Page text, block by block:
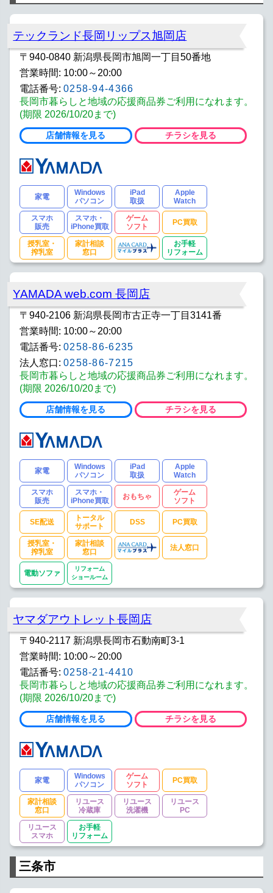
テックランド長岡リップス旭岡店
〒940-0840 新潟県長岡市旭岡一丁目50番地
営業時間: 10:00～20:00
電話番号: 0258-94-4366
長岡市暮らしと地域の応援商品券ご利用になれます。
(期限 2026/10/20まで)
店舗情報を見る チラシを見る
家電
Windows
パソコン
iPad
取扱
Apple
Watch
スマホ
販売
スマホ・
iPhone買取
ゲーム
ソフト
PC買取
授乳室・
搾乳室
家計相談
窓口
お手軽
リフォーム
YAMADA web.com 長岡店
〒940-2106 新潟県長岡市古正寺一丁目3141番
営業時間: 10:00～20:00
電話番号: 0258-86-6235
法人窓口: 0258-86-7215
長岡市暮らしと地域の応援商品券ご利用になれます。
(期限 2026/10/20まで)
店舗情報を見る チラシを見る
家電
Windows
パソコン
iPad
取扱
Apple
Watch
スマホ
販売
スマホ・
iPhone買取
おもちゃ
ゲーム
ソフト
SE配送
トータル
サポート
DSS PC買取
授乳室・
搾乳室
家計相談
窓口
法人窓口
電動ソファ
リフォーム
ショールーム
ヤマダアウトレット長岡店
〒940-2117 新潟県長岡市石動南町3-1
営業時間: 10:00～20:00
電話番号: 0258-21-4410
長岡市暮らしと地域の応援商品券ご利用になれます。
(期限 2026/10/20まで)
店舗情報を見る チラシを見る
家電
Windows
パソコン
ゲーム
ソフト
PC買取
家計相談
窓口
リユース
冷蔵庫
リユース
洗濯機
リユース
PC
リユース
スマホ
お手軽
リフォーム
三条市